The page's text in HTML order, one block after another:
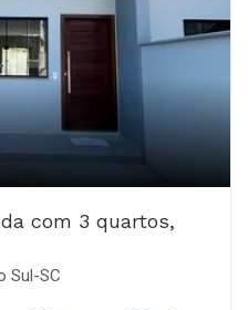
com 3 quartos,
Sul-SC